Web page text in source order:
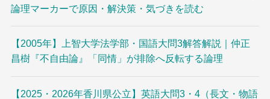
論理マーカーで原因・解決策・気づきを読む
【2005年】上智大学法学部・国語大問3解答解説｜仲正
昌樹『不自由論』「同情」が排除へ反転する論理
【2025・2026年香川県公立】英語大問3・4（長文・物語